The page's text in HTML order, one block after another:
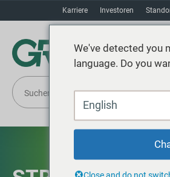
Karriere Investoren
We've detected you
language. Do you
English
Close and do not